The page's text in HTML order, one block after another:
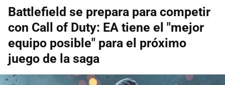
Battlefield se prepara para competir
con Call of Duty: EA tiene el "mejor
equipo posible" para el próximo
juego de la saga